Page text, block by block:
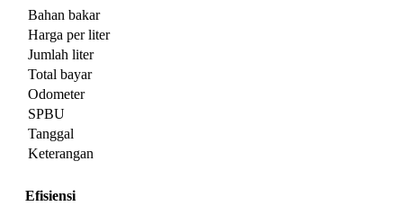
Bahan bakar
Harga per liter
Jumlah liter
Total bayar
Odometer
SPBU
Tanggal
Keterangan
Efisiensi